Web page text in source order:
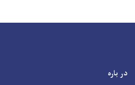
در باره